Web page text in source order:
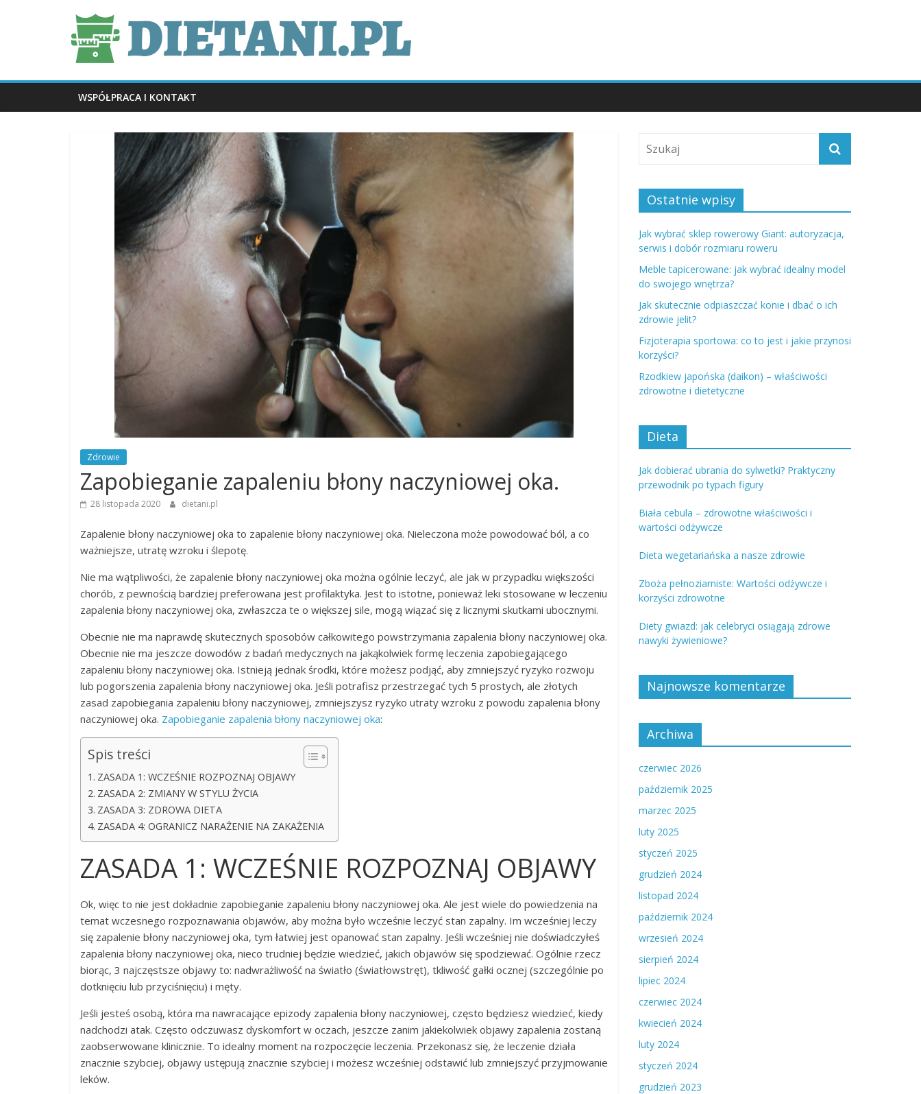
dietani.pl
WSPÓŁPRACA I KONTAKT
Zdrowie
Zapobieganie zapaleniu błony naczyniowej oka.
28 listopada 2020 dietani.pl
Zapalenie błony naczyniowej oka to zapalenie błony naczyniowej oka. Nieleczona może powodować ból, a co
ważniejsze, utratę wzroku i ślepotę.
Nie ma wątpliwości, że zapalenie błony naczyniowej oka można ogólnie leczyć, ale jak w przypadku większości
chorób, z pewnością bardziej preferowana jest profilaktyka. Jest to istotne, ponieważ leki stosowane w leczeniu
zapalenia błony naczyniowej oka, zwłaszcza te o większej sile, mogą wiązać się z licznymi skutkami ubocznymi.
Obecnie nie ma naprawdę skutecznych sposobów całkowitego powstrzymania zapalenia błony naczyniowej oka.
Obecnie nie ma jeszcze dowodów z badań medycznych na jakąkolwiek formę leczenia zapobiegającego
zapaleniu błony naczyniowej oka. Istnieją jednak środki, które możesz podjąć, aby zmniejszyć ryzyko rozwoju
lub pogorszenia zapalenia błony naczyniowej oka. Jeśli potrafisz przestrzegać tych 5 prostych, ale złotych
zasad zapobiegania zapaleniu błony naczyniowej, zmniejszysz ryzyko utraty wzroku z powodu zapalenia błony
naczyniowej oka. Zapobieganie zapalenia błony naczyniowej oka:
Spis treści
ZASADA 1: WCZEŚNIE ROZPOZNAJ OBJAWY
ZASADA 2: ZMIANY W STYLU ŻYCIA
ZASADA 3: ZDROWA DIETA
ZASADA 4: OGRANICZ NARAŻENIE NA ZAKAŻENIA
ZASADA 1: WCZEŚNIE ROZPOZNAJ OBJAWY
Ok, więc to nie jest dokładnie zapobieganie zapaleniu błony naczyniowej oka. Ale jest wiele do powiedzenia na
temat wczesnego rozpoznawania objawów, aby można było wcześnie leczyć stan zapalny. Im wcześniej leczy
się zapalenie błony naczyniowej oka, tym łatwiej jest opanować stan zapalny. Jeśli wcześniej nie doświadczyłeś
zapalenia błony naczyniowej oka, nieco trudniej będzie wiedzieć, jakich objawów się spodziewać. Ogólnie rzecz
biorąc, 3 najczęstsze objawy to: nadwrażliwość na światło (światłowstręt), tkliwość gałki ocznej (szczególnie po
dotknięciu lub przyciśnięciu) i męty.
Jeśli jesteś osobą, która ma nawracające epizody zapalenia błony naczyniowej, często będziesz wiedzieć, kiedy
nadchodzi atak. Często odczuwasz dyskomfort w oczach, jeszcze zanim jakiekolwiek objawy zapalenia zostaną
zaobserwowane klinicznie. To idealny moment na rozpoczęcie leczenia. Przekonasz się, że leczenie działa
znacznie szybciej, objawy ustępują znacznie szybciej i możesz wcześniej odstawić lub zmniejszyć przyjmowanie
leków.
Ostatnie wpisy
Jak wybrać sklep rowerowy Giant: autoryzacja,
serwis i dobór rozmiaru roweru
Meble tapicerowane: jak wybrać idealny model
do swojego wnętrza?
Jak skutecznie odpiaszczać konie i dbać o ich
zdrowie jelit?
Fizjoterapia sportowa: co to jest i jakie przynosi
korzyści?
Rzodkiew japońska (daikon) – właściwości
zdrowotne i dietetyczne
Dieta
Jak dobierać ubrania do sylwetki? Praktyczny
przewodnik po typach figury
Biała cebula – zdrowotne właściwości i
wartości odżywcze
Dieta wegetariańska a nasze zdrowie
Zboża pełnoziarniste: Wartości odżywcze i
korzyści zdrowotne
Diety gwiazd: jak celebryci osiągają zdrowe
nawyki żywieniowe?
Najnowsze komentarze
Archiwa
czerwiec 2026
październik 2025
marzec 2025
luty 2025
styczeń 2025
grudzień 2024
listopad 2024
październik 2024
wrzesień 2024
sierpień 2024
lipiec 2024
czerwiec 2024
kwiecień 2024
luty 2024
styczeń 2024
grudzień 2023